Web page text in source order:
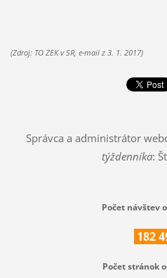
(Zdroj: TO ZEK v SR, e-mail z 3. 1. 2017)
Správca a administrátor
týždenníka:
Počet návštev
182
Počet stránok